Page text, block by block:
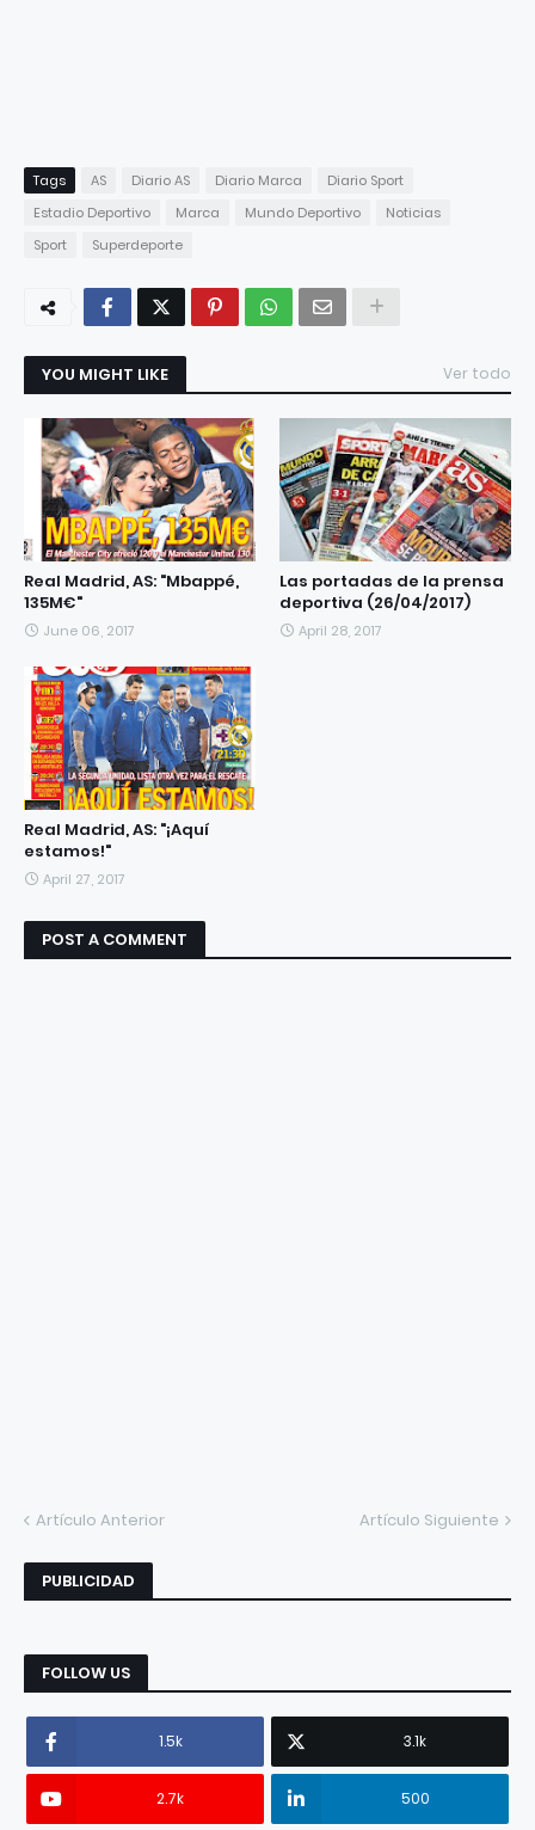
Tags AS Diario AS Diario Marca
Diario Sport
Estadio Deportivo
Marca Mundo Deportivo
Noticias
Sport
Superdeporte
YOU MIGHT LIKE Ver todo
Real Madrid, AS: "Mbappé,
135M€"
June 06, 2017
Las portadas de la prensa
deportiva (26/04/2017)
April 28, 2017
Real Madrid, AS: "¡Aquí
estamos!"
April 27, 2017
POST A COMMENT
Artículo Anterior Artículo Siguiente
PUBLICIDAD
FOLLOW US
1.5k 3.1k
2.7k 500